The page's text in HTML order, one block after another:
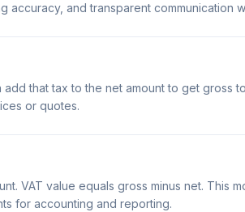
and transparent communication
that tax to the net amount to get gross
or quotes.
VAT value equals gross minus net. This
for accounting and reporting.